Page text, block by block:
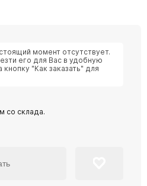
момент отсутствует.
его для Вас в удобную
кнопку "Как заказать" для
со склада.